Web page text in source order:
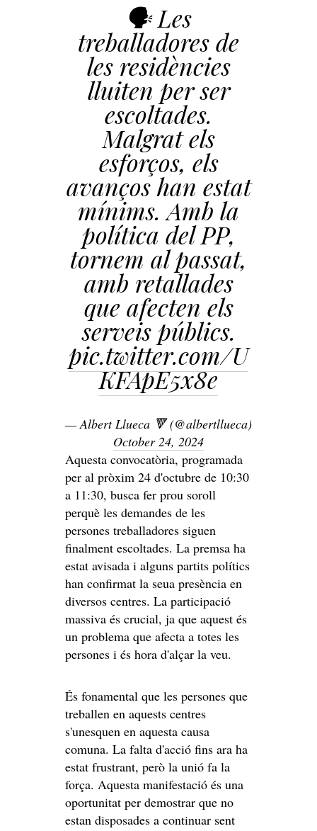
🗣️ Les
treballadores de
les residències
lluiten per ser
escoltades.
Malgrat els
esforços, els
avanços han estat
mínims. Amb la
política del PP,
tornem al passat,
amb retallades
que afecten els
serveis públics.
pic.twitter.com/U
KFApE5x8e
— Albert Llueca 🔻 (@albertllueca)
October 24, 2024
Aquesta convocatòria, programada
per al pròxim 24 d'octubre de 10:30
a 11:30, busca fer prou soroll
perquè les demandes de les
persones treballadores siguen
finalment escoltades. La premsa ha
estat avisada i alguns partits polítics
han confirmat la seua presència en
diversos centres. La participació
massiva és crucial, ja que aquest és
un problema que afecta a totes les
persones i és hora d'alçar la veu.
És fonamental que les persones que
treballen en aquests centres
s'unesquen en aquesta causa
comuna. La falta d'acció fins ara ha
estat frustrant, però la unió fa la
força. Aquesta manifestació és una
oportunitat per demostrar que no
estan disposades a continuar sent